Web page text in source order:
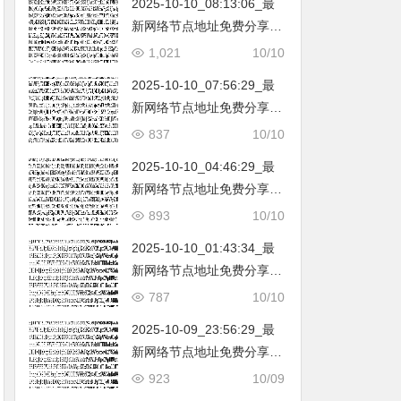
韩国|新加坡|台湾|马来西亚|
…
2025-10-10_08:13:06_最
新网络节点地址免费分享…
不定期更新…开放免费分享
韩国|新加坡|台湾|马来西亚|
…
10/10
1,021
2025-10-10_07:56:29_最
新网络节点地址免费分享…
不定期更新…开放免费分享
韩国|新加坡|台湾|马来西亚|
…
10/10
837
2025-10-10_04:46:29_最
新网络节点地址免费分享…
不定期更新…开放免费分享
韩国|新加坡|台湾|马来西亚|
…
10/10
893
2025-10-10_01:43:34_最
新网络节点地址免费分享…
不定期更新…开放免费分享
韩国|新加坡|台湾|马来西亚|
…
10/10
787
2025-10-09_23:56:29_最
新网络节点地址免费分享…
不定期更新…开放免费分享
10/09
923